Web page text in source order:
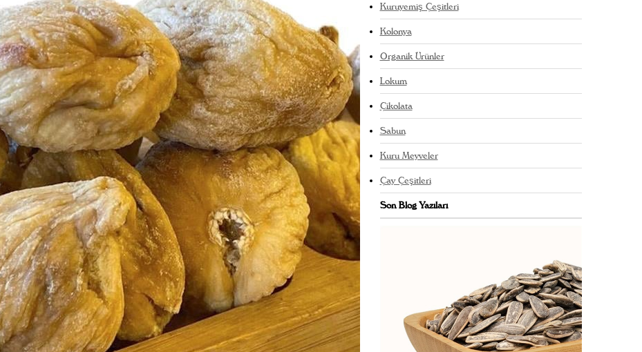
Kuruyemiş Çeşitleri
Kolonya
Organik Ürünler
Lokum
Çikolata
Sabun
Kuru Meyveler
Çay Çeşitleri
Son Blog Yazıları